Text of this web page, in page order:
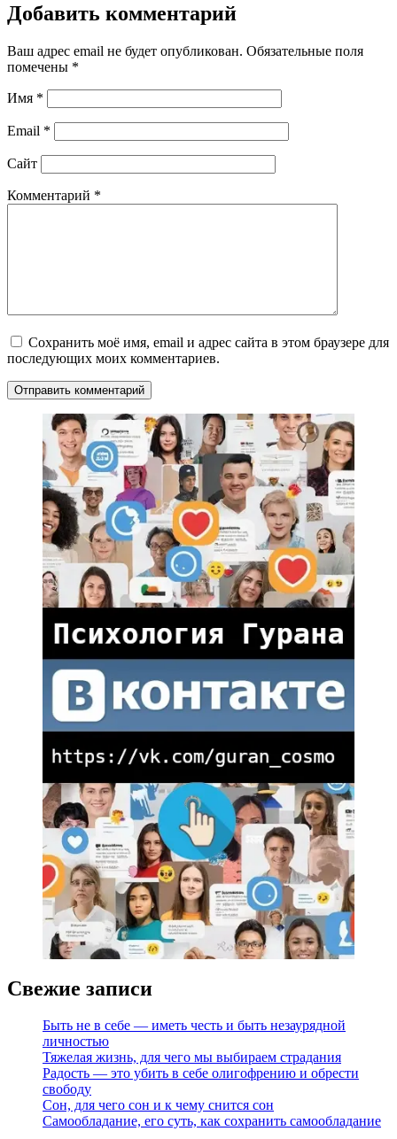
Добавить комментарий
Ваш адрес email не будет опубликован. Обязательные поля
помечены *
Имя *
Email *
Сайт
Комментарий *
Сохранить моё имя, email и адрес сайта в этом браузере для
последующих моих комментариев.
Свежие записи
Быть не в себе — иметь честь и быть незаурядной
личностью
Тяжелая жизнь, для чего мы выбираем страдания
Радость — это убить в себе олигофрению и обрести
свободу
Сон, для чего сон и к чему снится сон
Самообладание, его суть, как сохранить самообладание